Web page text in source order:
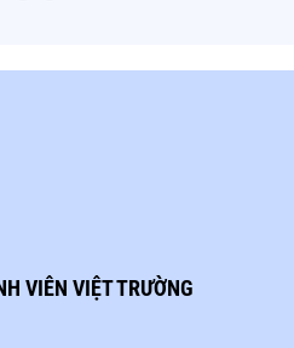
VIÊN VIỆT TRƯỜNG